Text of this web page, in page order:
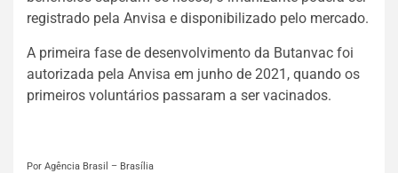
registrado pela Anvisa e disponibilizado pelo mercado.
A primeira fase de desenvolvimento da Butanvac foi
autorizada pela Anvisa em junho de 2021, quando os
primeiros voluntários passaram a ser vacinados.
Por Agência Brasil – Brasília